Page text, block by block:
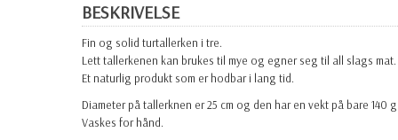
BESKRIVELSE
Fin og solid turtallerken i tre.
Lett tallerkenen kan brukes til mye og egner seg til all slags mat.
Et naturlig produkt som er hodbar i lang tid.
Diameter på tallerknen er 25 cm og den har en vekt på bare 140
Vaskes for hånd.